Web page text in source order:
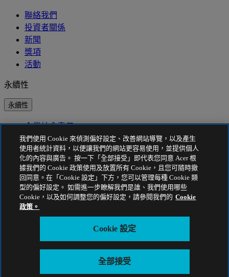
聯絡我們
投資者關係
新聞
獎項
活動
永續性
永續性
企業社會責任
產品碳足跡
Project Humanity
Earthion
隱私權政策
Cookie 政策
法律聲明
台灣 - 繁體中文
我們使用 Cookie 來偵測偏好設定、改善網站導覽，以及產生
使用者統計資料，以便讓我們的網站更容易使用，並提供個人
化的內容與廣告。 按一下「全部接受」即代表您同意 Acer 根
據我們的 Cookie 政策使用及放置所有 Cookie，且您可隨時撤
回同意。在「Cookie 設定」下方，您可以管理每種 Cookie 類
型的偏好設定。 如需進一步瞭解我們是誰、我們使用哪些
Cookie，以及如何調整您的偏好設定，請參閱我們的 Cookie
政策。
Cookie 設定
全部接受